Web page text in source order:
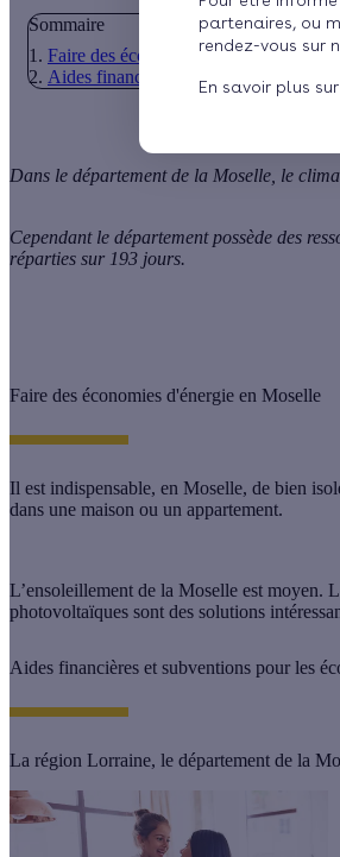
partenaires, ou
rendez-vous sur
En savoir plus sur
Sommaire
Faire des économies d'énergie en
Aides financières et subventions pour
Dans le département de la Moselle, le
Cependant le département possède des
réparties sur 193 jours.
Faire des économies d'énergie en Moselle
Il est indispensable, en Moselle, de bien
dans une maison ou un appartement.
L’ensoleillement de la Moselle est moyen.
photovoltaïques sont des solutions
Aides financières et subventions pour les
La région Lorraine, le département de la